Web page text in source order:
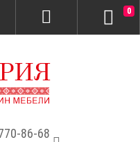
86-68
0